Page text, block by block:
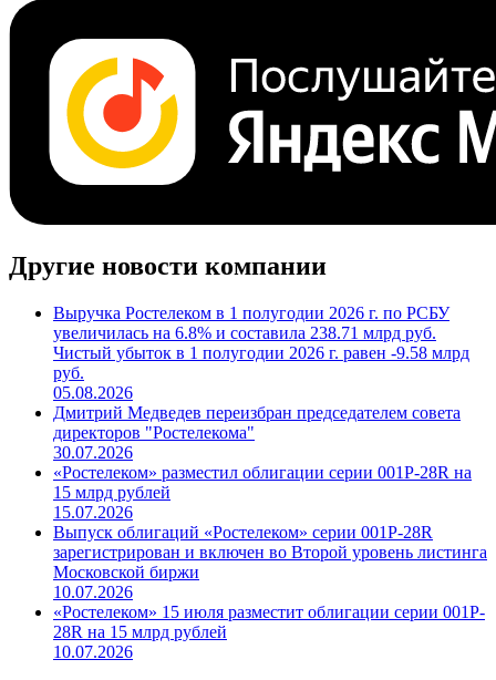
Другие новости компании
Выручка Ростелеком в 1 полугодии 2026 г. по РСБУ
увеличилась на 6.8% и составила 238.71 млрд руб.
Чистый убыток в 1 полугодии 2026 г. равен -9.58 млрд
руб.
05.08.2026
Дмитрий Медведев переизбран председателем совета
директоров "Ростелекома"
30.07.2026
«Ростелеком» разместил облигации серии 001P-28R на
15 млрд рублей
15.07.2026
Выпуск облигаций «Ростелеком» серии 001P-28R
зарегистрирован и включен во Второй уровень листинга
Московской биржи
10.07.2026
«Ростелеком» 15 июля разместит облигации серии 001P-
28R на 15 млрд рублей
10.07.2026